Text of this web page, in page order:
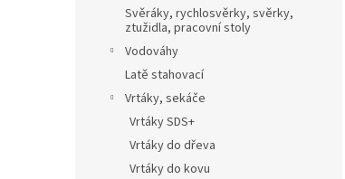
Svěráky, rychlosvěrky, svěrky,
ztužidla, pracovní stoly
Vodováhy
Latě stahovací
Vrtáky, sekáče
Vrtáky SDS+
Vrtáky do dřeva
Vrtáky do kovu